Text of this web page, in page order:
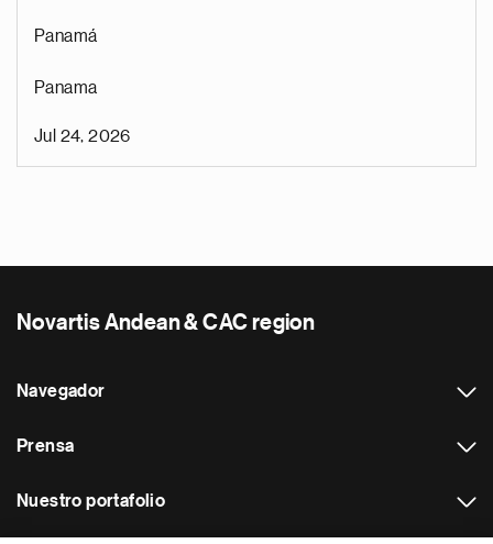
Panamá
Panama
Jul 24, 2026
Novartis Andean & CAC region
Navegador
Prensa
Nuestro portafolio